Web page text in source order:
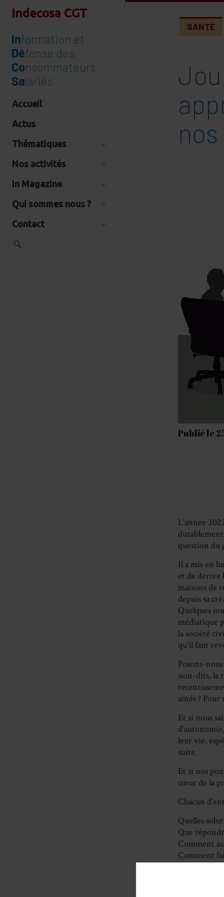
Indecosa CGT
Information et
Défense des
Consommateurs
Salariés
Accueil
Actus
Thématiques
Nos activités
In Magazine
Qui sommes nous ?
Contact
SANTÉ
Publié le
L’année
question du
Il a mis en
et de dérive
maisons de
depuis sa
Quelques
médiatique
la société
qu’il faut
Posons-
non-dits, la
aînés ?
Et si nous
leur vie,
suite.
Et si nos
cœur de la
Chacun
Quelles
Que
Comment
Comment